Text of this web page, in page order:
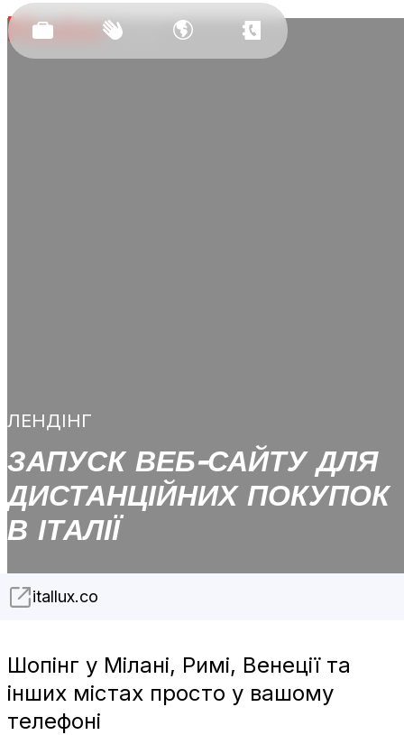
ЛЕНДІНГ
ЗАПУСК ВЕБ-САЙТУ ДЛЯ
ДИСТАНЦІЙНИХ ПОКУПОК
В ІТАЛІЇ
itallux.co
Шопінг у Мілані, Римі, Венеції та
інших містах просто у вашому
телефоні